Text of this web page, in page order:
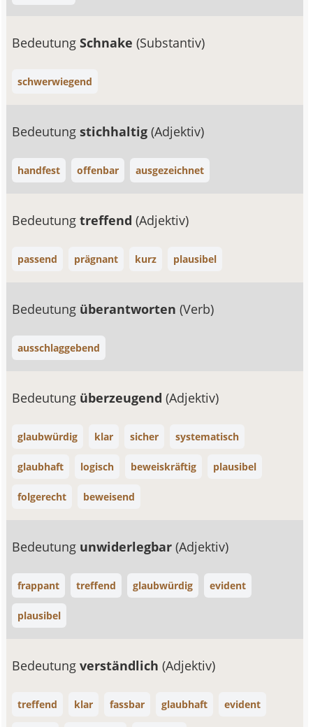
BedeutungSchnake(Substantiv)
schwerwiegend
Bedeutungstichhaltig(Adjektiv)
handfest offenbar ausgezeichnet
Bedeutungtreffend(Adjektiv)
passend prägnant kurz plausibel
Bedeutung überantworten(Verb)
ausschlaggebend
Bedeutung überzeugend(Adjektiv)
glaubwürdig klar sicher systematisch
glaubhaft logisch beweiskräftig plausibel
folgerecht beweisend
Bedeutung unwiderlegbar(Adjektiv)
frappant treffend glaubwürdig evident
plausibel
Bedeutungverständlich(Adjektiv)
treffend klar fassbar glaubhaft evident